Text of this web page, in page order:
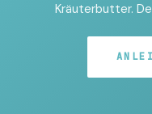
Kräuterbutter.